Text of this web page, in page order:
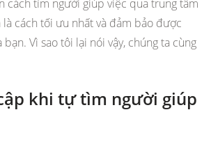
cách tìm người giúp việc qua trung tâm
cách tối ưu nhất và đảm bảo được
Vì sao tôi lại nói vậy, chúng ta cùng
khi tự tìm người giúp